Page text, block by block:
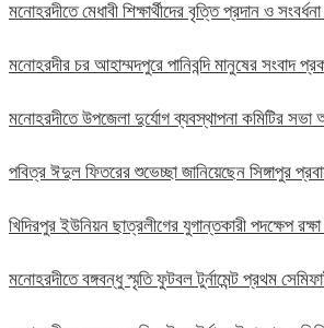
মনোহরদীতে মেধাবী শিক্ষার্থীদের বৃত্তি প্রদান ও
মনোহরদীর চর আহাম্মদপুরে পানিবন্দি মানুষের সংবাদ
মনোহরদীতে উপজেলা দুর্যোগ ব্যবস্থাপনা কমিটির সভা
পবিত্র ঈদুল ফিতরের শুভেচ্ছা জানিয়েছেন সিঙ্গাপুর
খিদিরপুর ইউনিয়ন ছাত্রলীগের যুগান্তকারী পদক্ষেপ
মনোহরদীতে বঙ্গবন্ধু স্মৃতি ফুটবল টুর্নামেন্ট প্রথম